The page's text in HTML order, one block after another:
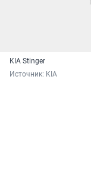
Источник: